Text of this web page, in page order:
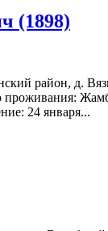
(1898)
район, д.
24 января...